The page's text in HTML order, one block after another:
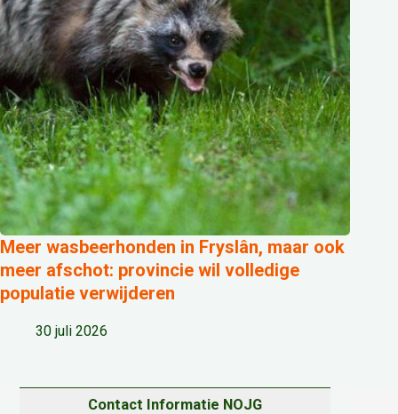
Meer wasbeerhonden in Fryslân, maar ook
meer afschot: provincie wil volledige
populatie verwijderen
30 juli 2026
Contact Informatie NOJG